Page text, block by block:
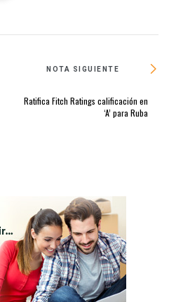
NOTA SIGUIENTE
Ratifica Fitch Ratings calificación en
‘A’ para Ruba